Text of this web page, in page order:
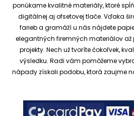
ponúkame kvalitné materiály, ktoré
digitálnej aj ofsetovej tlače. Vďaka
farieb a gramáží u nás nájdete
elegantných firemných materiálov
projekty. Nech už tvoríte čokoľvek,
výsledku. Radi vám pomôžeme
nápady získali podobu, ktorá zaujme